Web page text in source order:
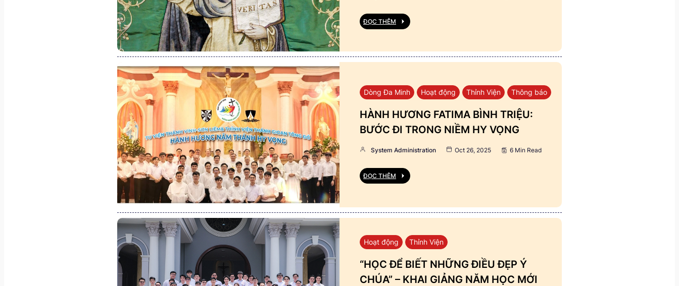
ĐỌC THÊM
Dòng Đa Minh Hoạt động Thỉnh Viện Thông báo
HÀNH HƯƠNG FATIMA BÌNH TRIỆU:
BƯỚC ĐI TRONG NIỀM HY VỌNG
System Administration Oct 26, 2025 6 Min Read
ĐỌC THÊM
Hoạt động Thỉnh Viện
“HỌC ĐỂ BIẾT NHỮNG ĐIỀU ĐẸP Ý
CHÚA” – KHAI GIẢNG NĂM HỌC MỚI